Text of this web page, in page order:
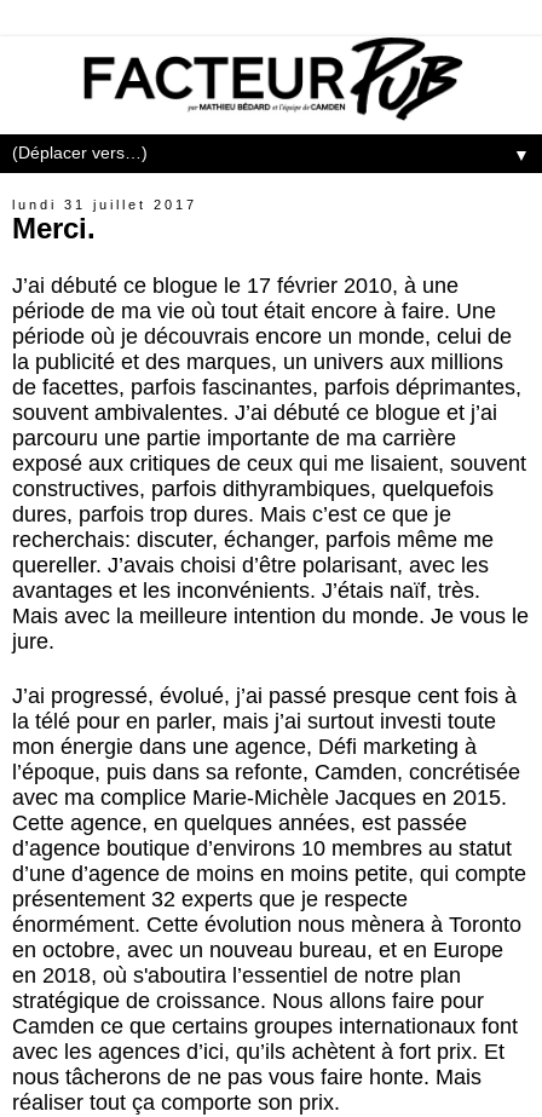
▼
lundi 31 juillet 2017
Merci.
J’ai débuté ce blogue le 17 février 2010, à une
période de ma vie où tout était encore à faire. Une
période où je découvrais encore un monde, celui de
la publicité et des marques, un univers aux millions
de facettes, parfois fascinantes, parfois déprimantes,
souvent ambivalentes. J’ai débuté ce blogue et j’ai
parcouru une partie importante de ma carrière
exposé aux critiques de ceux qui me lisaient, souvent
constructives, parfois dithyrambiques, quelquefois
dures, parfois trop dures. Mais c’est ce que je
recherchais: discuter, échanger, parfois même me
quereller. J’avais choisi d’être polarisant, avec les
avantages et les inconvénients. J’étais naïf, très.
Mais avec la meilleure intention du monde. Je vous le
jure.
J’ai progressé, évolué, j’ai passé presque cent fois à
la télé pour en parler, mais j’ai surtout investi toute
mon énergie dans une agence, Défi marketing à
l’époque, puis dans sa refonte, Camden, concrétisée
avec ma complice Marie-Michèle Jacques en 2015.
Cette agence, en quelques années, est passée
d’agence boutique d’environs 10 membres au statut
d’une d’agence de moins en moins petite, qui compte
présentement 32 experts que je respecte
énormément. Cette évolution nous mènera à Toronto
en octobre, avec un nouveau bureau, et en Europe
en 2018, où s'aboutira l’essentiel de notre plan
stratégique de croissance. Nous allons faire pour
Camden ce que certains groupes internationaux font
avec les agences d’ici, qu’ils achètent à fort prix. Et
nous tâcherons de ne pas vous faire honte. Mais
réaliser tout ça comporte son prix.